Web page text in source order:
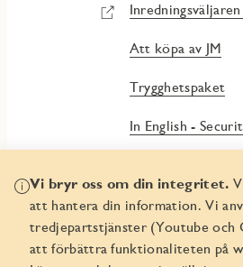
Att köpa av JM
Trygghetspaket
In English -
Vi bryr oss om din integritet.
att hantera din information. Vi
tredjepartstjänster (Youtube och
att förbättra funktionaliteten på